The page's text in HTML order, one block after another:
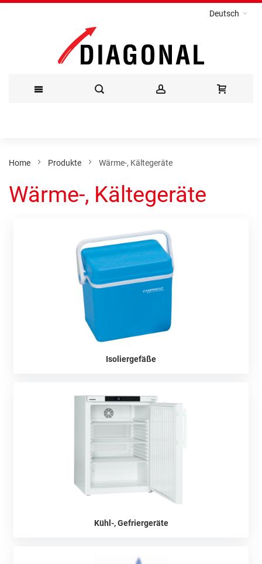
Deutsch
Inhalt
Home Produkte Wärme-, Kältegeräte
Wärme-, Kältegeräte
Isoliergefäße
Kühl-, Gefriergeräte